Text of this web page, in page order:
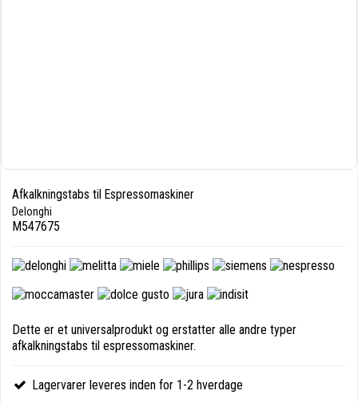
Afkalkningstabs til Espressomaskiner
Delonghi
M547675
Dette er et universalprodukt og erstatter alle andre typer
afkalkningstabs til espressomaskiner.
Lagervarer leveres inden for 1-2 hverdage